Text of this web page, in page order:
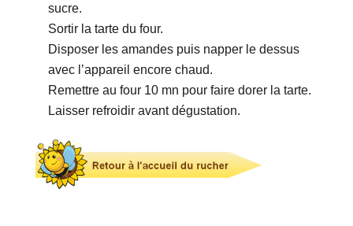
sucre.
Sortir la tarte du four.
Disposer les amandes puis napper le dessus
avec l’appareil encore chaud.
Remettre au four 10 mn pour faire dorer la tarte.
Laisser refroidir avant dégustation.